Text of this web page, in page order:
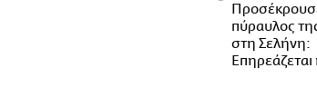
πύραυλος
στη Σελήνη: